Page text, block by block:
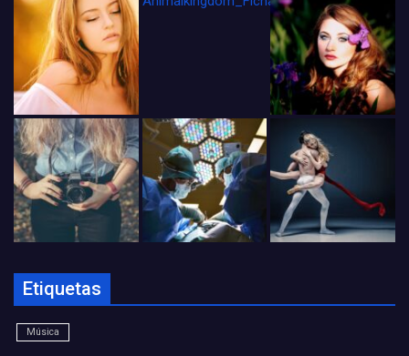
Etiquetas
Música